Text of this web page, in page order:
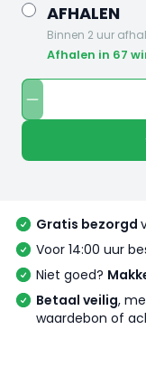
AFHALEN
Binnen 2 uur
Afhalen in 67
Gratis bezorgd
Voor 14:00 uur
Niet goed?
Betaal veilig,
waardebon of